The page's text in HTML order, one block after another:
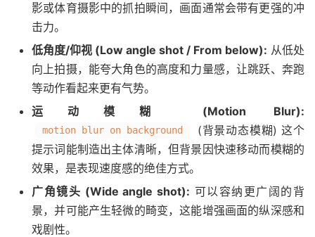
影或体育摄影中的抓拍瞬间，画面通常会带有更强的冲
击力。
低角度/仰视 (Low angle shot / From below): 从低处
向上拍摄，能夸大角色的高度和力量感，让跳跃、奔跑
等动作看起来更有气势。
运动模糊 (Motion Blur):
motion blur on background
(背景动态模糊) 这个
提示词能制造出主体清晰，但背景因快速移动而模糊的
效果，是表现速度感的绝佳方式。
广角镜头 (Wide angle shot): 可以容纳更广阔的背
景，并可能产生轻微的畸变，这能增强画面的纵深感和
戏剧性。